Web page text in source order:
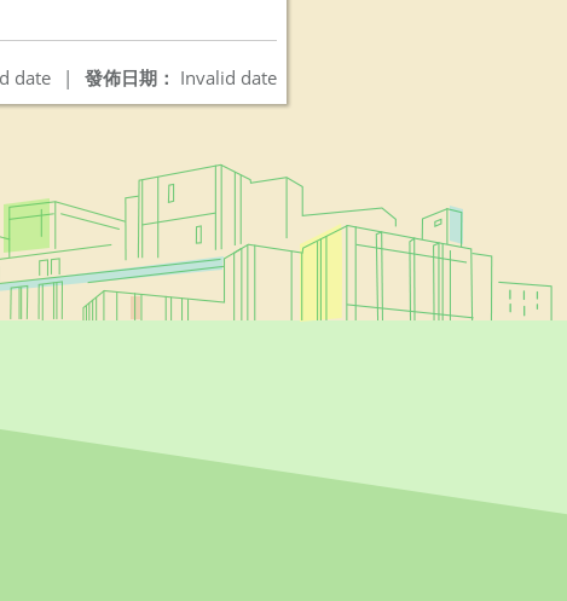
發佈日期： Invalid date
date |